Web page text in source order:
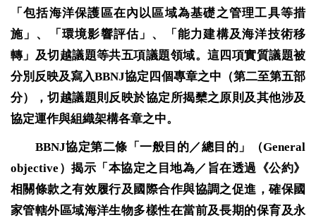
「包括海洋保護區在內以區域為基礎之管理工具等措
施」、「環境影響評估」、「能力建構及海洋技術移
轉」及切越議題等共五項議題領域。這四項實質議題被
分別反映及寫入BBNJ協定四個專章之中（第二至第五部
分），切越議題則反映於協定所揭櫫之原則及其他涉及
協定運作與組織架構各章之中。
BBNJ協定第二條「一般目的／總目的」（General
objective ）揭示「本協定之目地為／旨在透過《公約》
相關條款之有效履行及國際合作與協調之促進，確保國
家管轄外區域海洋生物多樣性在當前及長期的保育及永